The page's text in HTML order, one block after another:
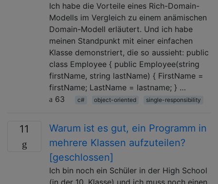
Ich habe die Vorteile eines Rich-Domain-
Modells im Vergleich zu einem anämischen
Domain-Modell erläutert. Und ich habe
meinen Standpunkt mit einer einfachen
Klasse demonstriert, die so aussieht: public
class Employee { public Employee(string
firstName, string lastName) { FirstName =
firstName; LastName = lastname; } …
63
c# object-oriented single-responsibility
11
Warum ist es gut, ein Programm in
mehrere Klassen aufzuteilen?
[geschlossen]
Ich bin noch ein Schüler in der High School
(in der 10. Klasse) und ich muss noch einen